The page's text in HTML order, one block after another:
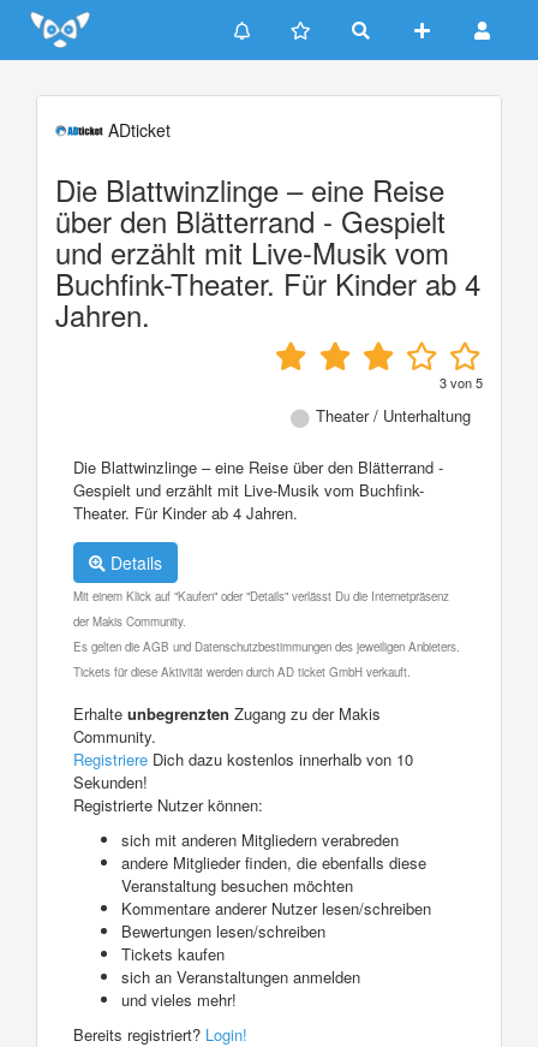
Update cookies preferences
ADticket
Die Blattwinzlinge – eine Reise
über den Blätterrand - Gespielt
und erzählt mit Live-Musik vom
Buchfink-Theater. Für Kinder ab 4
Jahren.
3von5
Theater / Unterhaltung
Die Blattwinzlinge – eine Reise über den Blätterrand -
Gespielt und erzählt mit Live-Musik vom Buchfink-
Theater. Für Kinder ab 4 Jahren.
Details
Mit einem Klick auf "Kaufen" oder "Details" verlässt Du die Internetpräsenz
der Makis Community.
Es gelten die AGB und Datenschutzbestimmungen des jeweiligen Anbieters.
Tickets für diese Aktivität werden durch AD ticket GmbH verkauft.
Erhalte unbegrenzten Zugang zu der Makis
Community.
Registriere Dich dazu kostenlos innerhalb von 10
Sekunden!
Registrierte Nutzer können:
sich mit anderen Mitgliedern verabreden
andere Mitglieder finden, die ebenfalls diese
Veranstaltung besuchen möchten
Kommentare anderer Nutzer lesen/schreiben
Bewertungen lesen/schreiben
Tickets kaufen
sich an Veranstaltungen anmelden
und vieles mehr!
Bereits registriert? Login!